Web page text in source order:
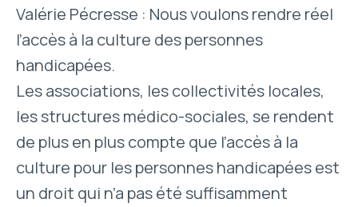
Valérie Pécresse : Nous voulons rendre réel
l’accès à la culture des personnes
handicapées.
Les associations, les collectivités locales,
les structures médico-sociales, se rendent
de plus en plus compte que l’accès à la
culture pour les personnes handicapées est
un droit qui n’a pas été suffisamment